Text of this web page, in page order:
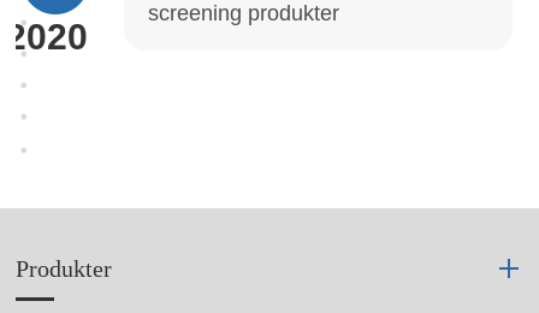
2020
screening produkter
Produkter